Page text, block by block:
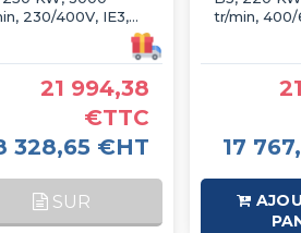
230/400V, IE3,
21 994,38
€TTC
328,65 €HT
SUR
tr/min, 400/
17